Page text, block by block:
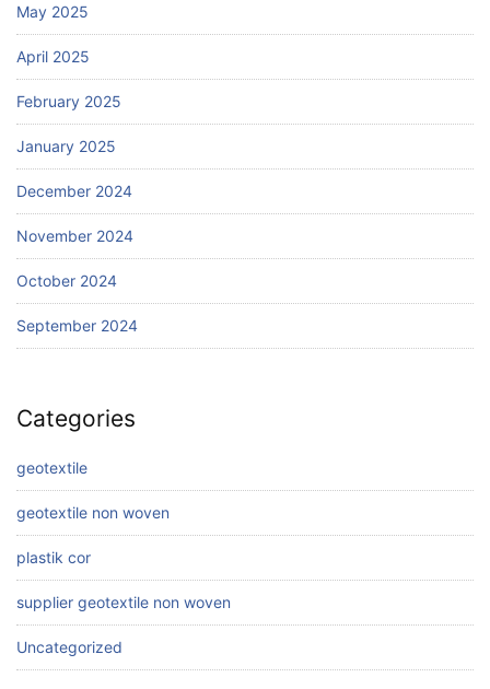
May 2025
April 2025
February 2025
January 2025
December 2024
November 2024
October 2024
September 2024
Categories
geotextile
geotextile non woven
plastik cor
supplier geotextile non woven
Uncategorized